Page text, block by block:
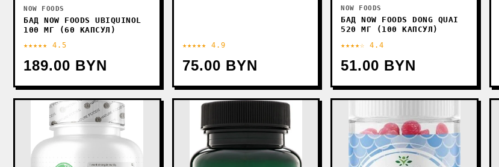
NOW FOODS
БАД NOW FOODS UBIQUINOL
100 МГ (60 КАПСУЛ)
★★★★★ 4.5
189.00 BYN
★★★★★ 4.9
75.00 BYN
NOW FOODS
БАД NOW FOODS DONG QUAI
520 МГ (100 КАПСУЛ)
★★★★☆ 4.4
51.00 BYN